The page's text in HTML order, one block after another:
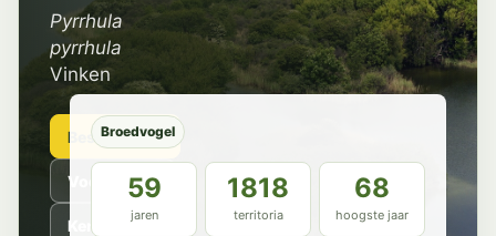
Pyrrhula
pyrrhula
Vinken
Beschrijving
Voorkomen
Kenmerken
Broedvogel
59
jaren
1818
territoria
68
hoogste jaar